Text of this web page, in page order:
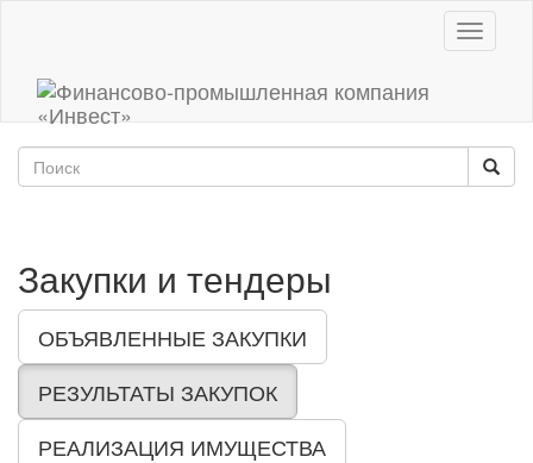
Toggle
Закупки и тендеры
ОБЪЯВЛЕННЫЕ ЗАКУПКИ
РЕЗУЛЬТАТЫ ЗАКУПОК
РЕАЛИЗАЦИЯ ИМУЩЕСТВА